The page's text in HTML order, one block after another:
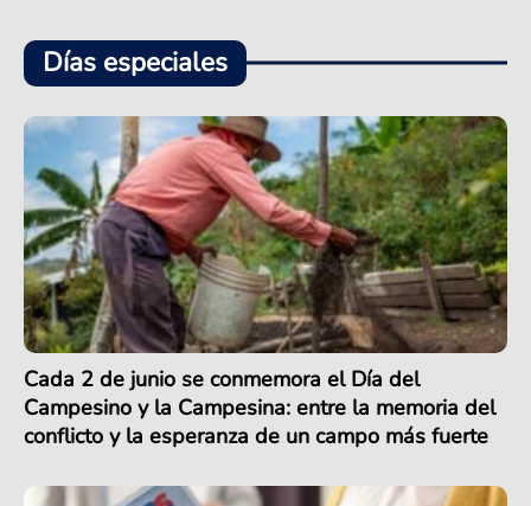
Días especiales
Cada 2 de junio se conmemora el Día del
Campesino y la Campesina: entre la memoria del
conflicto y la esperanza de un campo más fuerte